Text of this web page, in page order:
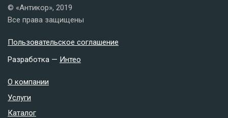
© «Антикор», 2019
Все права защищены
Пользовательское соглашение
Разработка — Интео
О компании
Услуги
Каталог